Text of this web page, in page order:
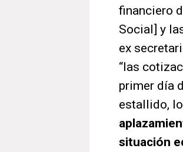
financiero
Social] y
ex
“las
primer día
estallido,
situación